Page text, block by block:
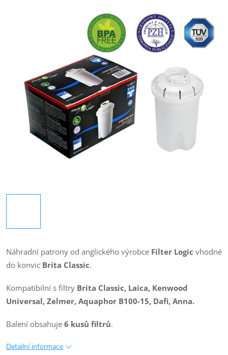
Náhradní patrony od anglického výrobce Filter Logic vhodné
do konvic Brita Classic.
Kompatibilní s filtry Brita Classic, Laica, Kenwood
Universal, Zelmer, Aquaphor B100-15, Dafi, Anna.
Balení obsahuje 6 kusů filtrů.
Detailní informace